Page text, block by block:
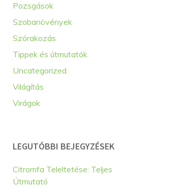
Pozsgások
Szobanövények
Szórakozás
Tippek és útmutatók
Uncategorized
Világítás
Virágok
LEGUTÓBBI BEJEGYZÉSEK
Citromfa Teleltetése: Teljes
Útmutató